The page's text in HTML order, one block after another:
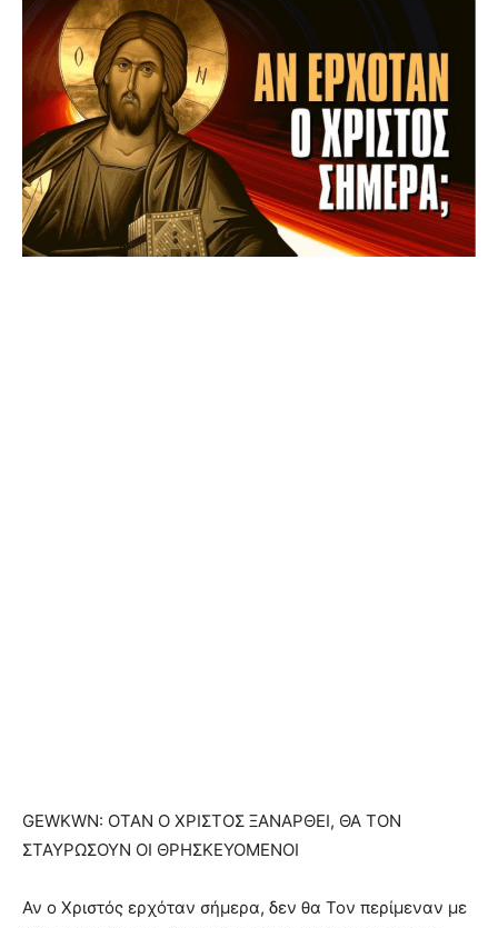
GEWKWN: ΟΤΑΝ Ο ΧΡΙΣΤΟΣ ΞΑΝΑΡΘΕΙ, ΘΑ ΤΟΝ
ΣΤΑΥΡΩΣΟΥΝ ΟΙ ΘΡΗΣΚΕΥΟΜΕΝΟΙ
Αν ο Χριστός ερχόταν σήμερα, δεν θα Τον περίμεναν με